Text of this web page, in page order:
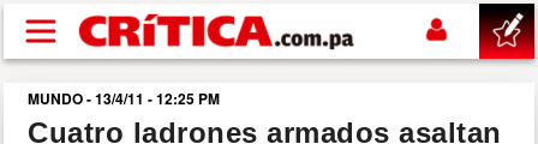
Pasar al contenido principal
buscar
MUNDO - 13/4/11 - 12:25 PM
Cuatro ladrones armados asaltan